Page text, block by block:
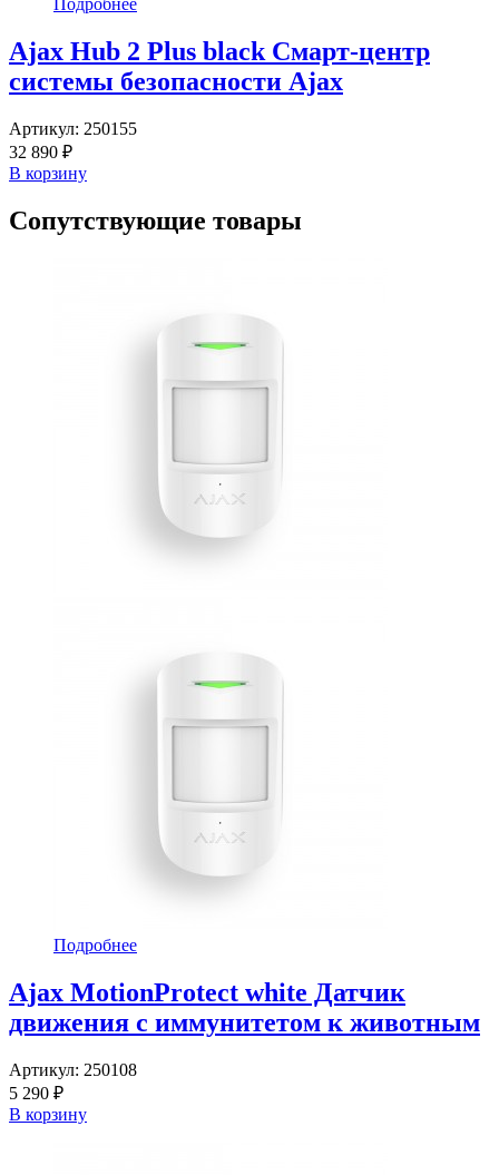
Подробнее
Ajax Hub 2 Plus black Смарт-центр
системы безопасности Ajax
Артикул: 250155
32 890 ₽
В корзину
Сопутствующие товары
Подробнее
Ajax MotionProtect white Датчик
движения с иммунитетом к животным
Артикул: 250108
5 290 ₽
В корзину